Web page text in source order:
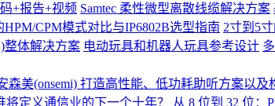
+报告+视频 Samtec 柔性微型离散线缆解决方案
CPM模式对比与IP6802B选型指南 2寸到5
整体解决方案 电动玩具和机器人玩具参考设计
森美(onsemi) 打造高性能、低功耗助听方案以
定义通信业的下一个十年？ 从 8 位到 32 位：